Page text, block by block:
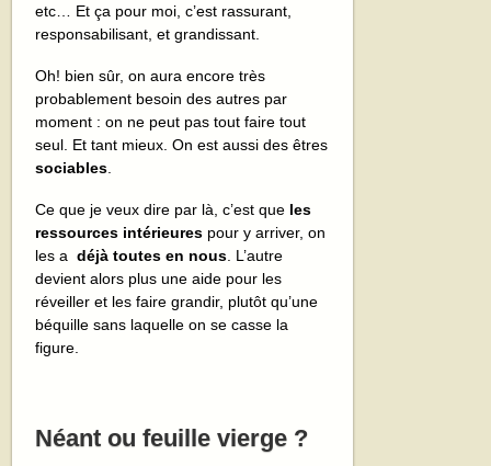
etc… Et ça pour moi, c’est rassurant,
responsabilisant, et grandissant.
Oh! bien sûr, on aura encore très
probablement besoin des autres par
moment : on ne peut pas tout faire tout
seul. Et tant mieux. On est aussi des êtres
sociables
Ce que je veux dire par là, c’est que les
ressources intérieures pour y arriver, on
les adéjà toutes en nous . L’autre
devient alors plus une aide pour les
réveiller et les faire grandir, plutôt qu’une
béquille sans laquelle on se casse la
figure.
Néant ou feuille vierge ?